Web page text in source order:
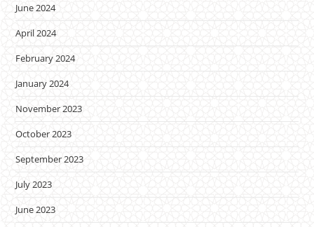
June 2024
April 2024
February 2024
January 2024
November 2023
October 2023
September 2023
July 2023
June 2023